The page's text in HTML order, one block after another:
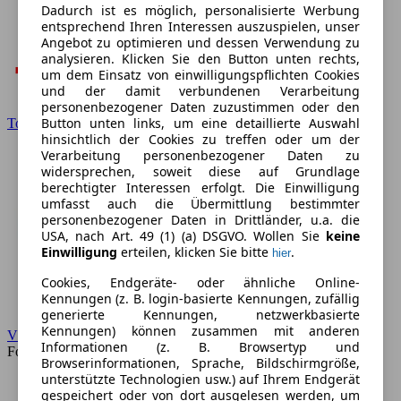
Toyota
VW
Forum
Dadurch ist es möglich, personalisierte Werbung
entsprechend Ihren Interessen auszuspielen, unser
Angebot zu optimieren und dessen Verwendung zu
analysieren. Klicken Sie den Button unten rechts,
um dem Einsatz von einwilligungspflichten Cookies
und der damit verbundenen Verarbeitung
personenbezogener Daten zuzustimmen oder den
Button unten links, um eine detaillierte Auswahl
hinsichtlich der Cookies zu treffen oder um der
Verarbeitung personenbezogener Daten zu
widersprechen, soweit diese auf Grundlage
berechtigter Interessen erfolgt. Die Einwilligung
umfasst auch die Übermittlung bestimmter
personenbezogener Daten in Drittländer, u.a. die
USA, nach Art. 49 (1) (a) DSGVO. Wollen Sie keine
Einwilligung erteilen, klicken Sie bitte hier.
Cookies, Endgeräte- oder ähnliche Online-
Kennungen (z. B. login-basierte Kennungen, zufällig
generierte Kennungen, netzwerkbasierte
Kennungen) können zusammen mit anderen
Informationen (z. B. Browsertyp und
Browserinformationen, Sprache, Bildschirmgröße,
unterstützte Technologien usw.) auf Ihrem Endgerät
gespeichert oder von dort ausgelesen werden, um